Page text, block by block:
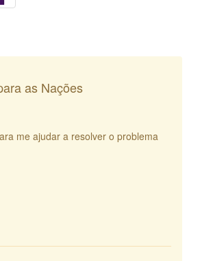
as Nações
me ajudar a resolver o problema